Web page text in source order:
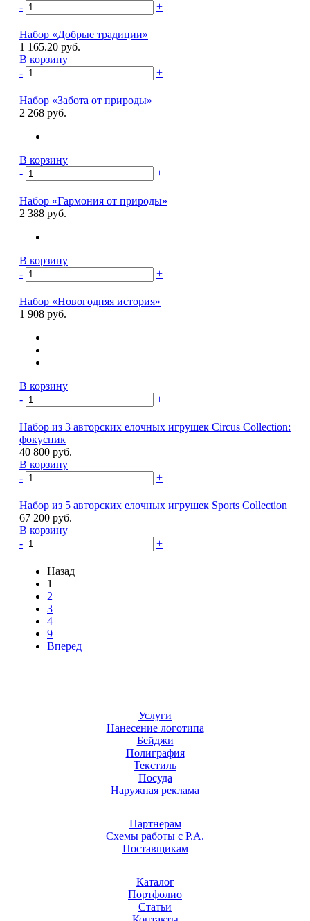
-
+
Набор «Добрые традиции»
1 165.20 руб.
В корзину
-
+
Набор «Забота от природы»
2 268 руб.
В корзину
-
+
Набор «Гармония от природы»
2 388 руб.
В корзину
-
+
Набор «Новогодняя история»
1 908 руб.
В корзину
-
+
Набор из 3 авторских елочных игрушек Circus Collection:
фокусник
40 800 руб.
В корзину
-
+
Набор из 5 авторских елочных игрушек Sports Collection
67 200 руб.
В корзину
-
+
Назад
1
2
3
4
9
Вперед
Услуги
Нанесение логотипа
Бейджи
Полиграфия
Текстиль
Посуда
Наружная реклама
Партнерам
Схемы работы с Р.А.
Поставщикам
Каталог
Портфолио
Статьи